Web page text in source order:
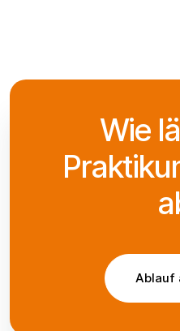
Wie
Ablauf